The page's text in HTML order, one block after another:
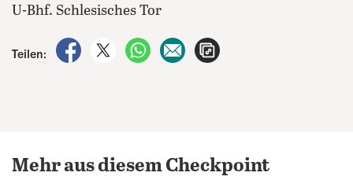
U-Bhf. Schlesisches Tor
Teilen:
auf Facebook teilen
auf X teilenper WhatsApp teilen
per E-Mail teilen
Mehr aus diesem Checkpoint